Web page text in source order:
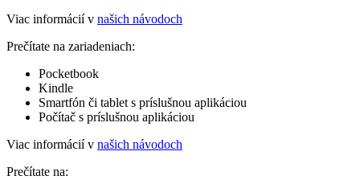
Viac informácií v našich návodoch
Prečítate na zariadeniach:
Pocketbook
Kindle
Smartfón či tablet s príslušnou aplikáciou
Počítač s príslušnou aplikáciou
Viac informácií v našich návodoch
Prečítate na: